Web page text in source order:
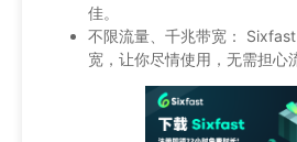
佳。
不限流量、千兆带宽：
宽，让你尽情使用，无需担心